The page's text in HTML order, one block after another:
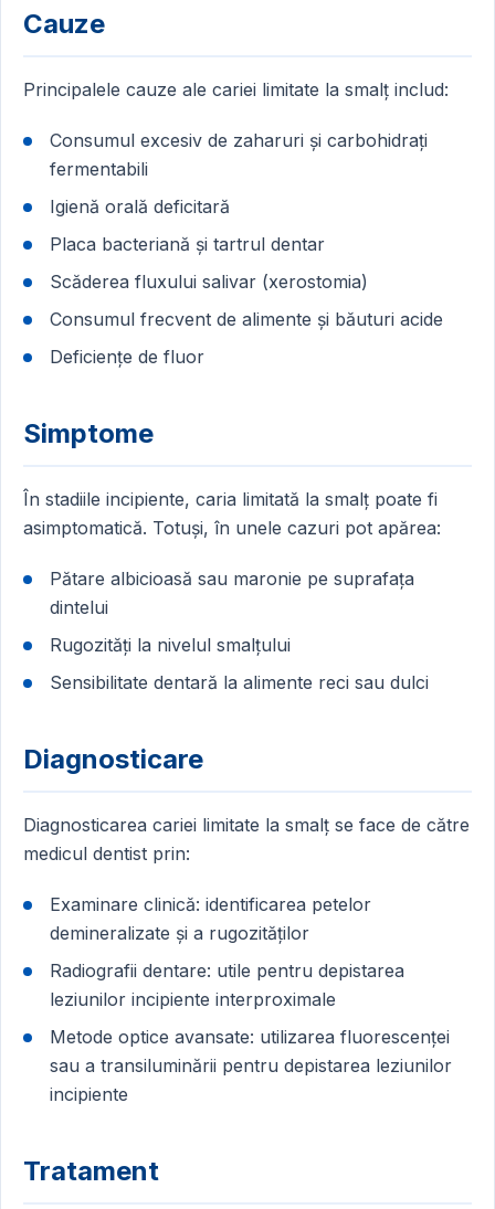
Cauze
Principalele cauze ale cariei limitate la smalț includ:
Consumul excesiv de zaharuri și carbohidrați
fermentabili
Igienă orală deficitară
Placa bacteriană și tartrul dentar
Scăderea fluxului salivar (xerostomia)
Consumul frecvent de alimente și băuturi acide
Deficiențe de fluor
Simptome
În stadiile incipiente, caria limitată la smalț poate fi
asimptomatică. Totuși, în unele cazuri pot apărea:
Pătare albicioasă sau maronie pe suprafața
dintelui
Rugozități la nivelul smalțului
Sensibilitate dentară la alimente reci sau dulci
Diagnosticare
Diagnosticarea cariei limitate la smalț se face de către
medicul dentist prin:
Examinare clinică: identificarea petelor
demineralizate și a rugozităților
Radiografii dentare: utile pentru depistarea
leziunilor incipiente interproximale
Metode optice avansate: utilizarea fluorescenței
sau a transiluminării pentru depistarea leziunilor
incipiente
Tratament